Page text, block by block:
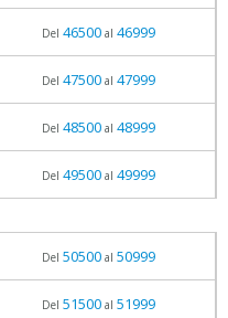
Del 46500al 46999
Del 47500al 47999
Del 48500al 48999
Del 49500al 49999
Del 50500al 50999
Del 51500al 51999